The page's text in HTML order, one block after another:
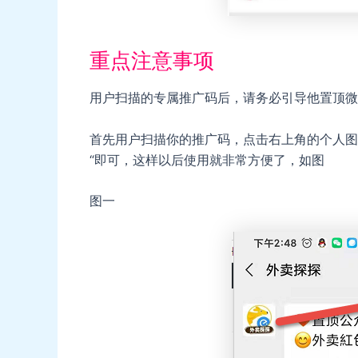
重点注意事项
用户扫描的专属推广码后，请务必引导他置顶
首先用户扫描你的推广码，点击右上角的个人
“即可，这样以后使用就非常方便了，如图
图一